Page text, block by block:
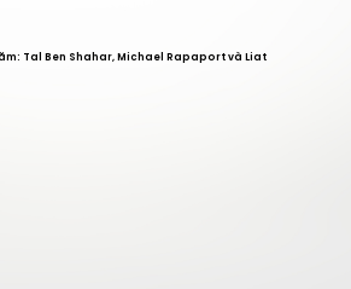
Tal Ben Shahar, Michael Rapaport và Liat